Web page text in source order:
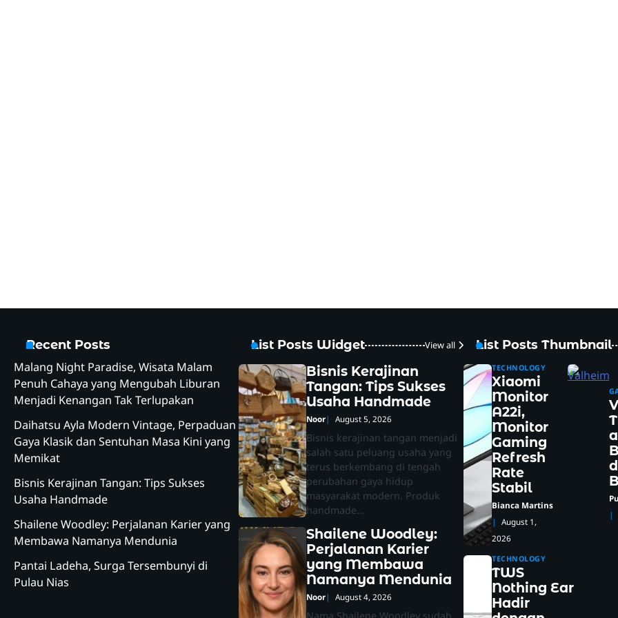
Recent Posts
Malang Night Paradise, Wisata Malam
Penuh Cahaya yang Mengubah Liburan
Menjadi Kenangan Tak Terlupakan
Daihatsu Ayla Modern Vintage, Perpaduan
Gaya Klasik dan Sentuhan Masa Kini yang
Memikat
Bisnis Kerajinan Tangan: Tips Sukses
Usaha Handmade
Shailene Woodley: Perjalanan Karier yang
Membawa Namanya Mendunia
Pantai Ladeha, Surga Tersembunyi di
Pulau Nias
List Posts Widget View all
Bisnis Kerajinan
Tangan: Tips Sukses
Usaha Handmade
Noor August 5, 2026
Bisnis kerajinan tangan menjadi
salah satu peluang usaha yang
terus berkembang di tengah
perubahan gaya hidup
masyarakat modern. Produk
handmade…
Shailene Woodley:
Perjalanan Karier
yang Membawa
Namanya Mendunia
Noor August 4, 2026
List Posts Thumbnail
TECHNOLOGY
Xiaomi
Monitor
A22i,
Monitor
Gaming
Refresh
Rate
Stabil
Bianca Martins
August 1,
2026
TECHNOLOGY
TWS
Nothing Ear
Hadir